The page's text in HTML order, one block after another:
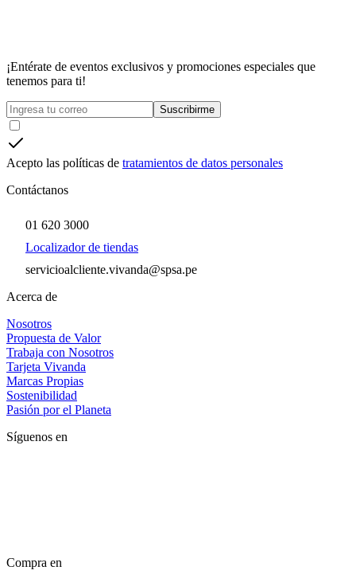
¡Entérate de eventos exclusivos y promociones especiales que
tenemos para ti!
Suscribirme
Acepto las políticas de tratamientos de datos personales
Contáctanos
01 620 3000
Localizador de tiendas
servicioalcliente.vivanda@spsa.pe
Acerca de
Nosotros
Propuesta de Valor
Trabaja con Nosotros
Tarjeta Vivanda
Marcas Propias
Sostenibilidad
Pasión por el Planeta
Síguenos en
Compra en